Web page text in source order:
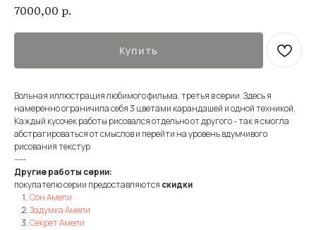
7000,00 р.
Купить
Вольная иллюстрация любимого фильма, третья в серии. Здесь я
намеренно ограничила себя 3 цветами карандашей и одной техникой.
Каждый кусочек работы рисовался отдельно от другого - так я смогла
абстрагироваться от смыслов и перейти на уровень вдумчивого
рисования текстур
-----
Другие работы серии:
покупателю серии предоставляются скидки
Сон Амели
Задумка Амели
Секрет Амели